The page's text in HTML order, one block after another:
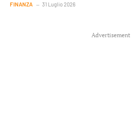
FINANZA 31 Luglio 2026
Advertisement